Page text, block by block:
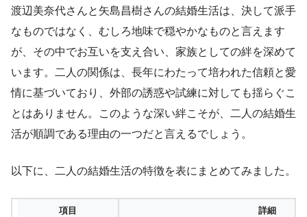
渡辺美奈代さんと矢島昌樹さんの結婚生活は、決して派手
なものではなく、むしろ地味で穏やかなものと言えます
が、その中でお互いを支え合い、家族としての絆を深めて
います。二人の関係は、長年にわたって培われた信頼と愛
情に基づいており、外部の誘惑や試練に対しても揺らぐこ
とはありません。このような深い絆こそが、二人の結婚生
活が順調である理由の一つだと言えるでしょう。
以下に、二人の結婚生活の特徴を表にまとめてみました。
項目 詳細